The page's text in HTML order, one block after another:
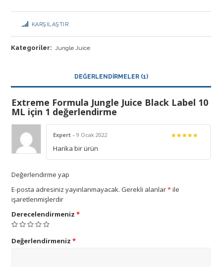
KARŞILAŞTIR
Kategoriler: Jungle Juice
DEĞERLENDIRMELER (1)
Extreme Formula Jungle Juice Black Label 10
ML için 1 değerlendirme
Expert – 9 Ocak 2022
Harika bir ürün
Değerlendirme yap
E-posta adresiniz yayınlanmayacak. Gerekli alanlar*ile
işaretlenmişlerdir
Derecelendirmeniz *
Değerlendirmeniz *